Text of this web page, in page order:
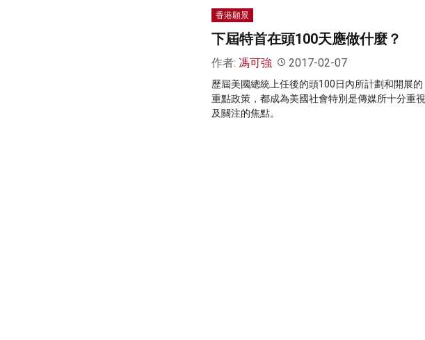
香港願景
下屆特首在頭100天應做什麼？
作者: 馮可強 2017-02-07
歷屆美國總統上任後的頭100日內所計劃和開展的
重點政策，都成為美國社會特別是傳媒所十分重視
及關注的焦點。